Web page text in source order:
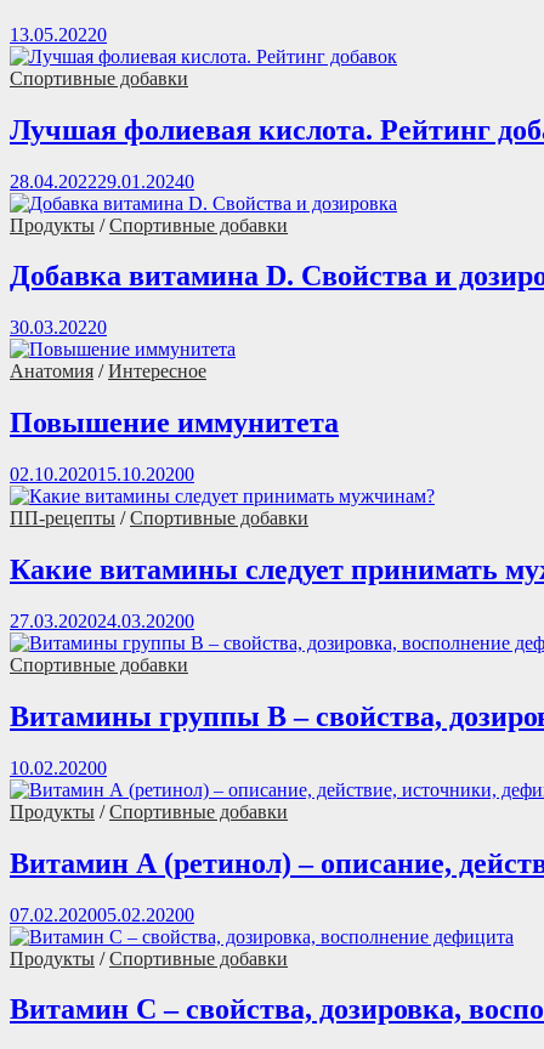
13.05.20220
Спортивные добавки
Лучшая фолиевая кислота. Рейтинг
28.04.202229.01.20240
Продукты /Спортивные добавки
Добавка витамина D. Свойства и
30.03.20220
Анатомия /Интересное
Повышение иммунитета
02.10.202015.10.20200
ПП-рецепты /Спортивные добавки
Какие витамины следует принимать
27.03.202024.03.20200
Спортивные добавки
Витамины группы В – свойства,
10.02.20200
Продукты /Спортивные добавки
Витамин А (ретинол) – описание,
07.02.202005.02.20200
Продукты /Спортивные добавки
Витамин С – свойства, дозировка,